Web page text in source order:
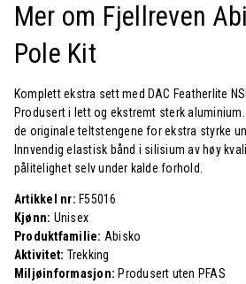
Mer om Fjellreven
Pole Kit
Komplett ekstra sett med DAC Featherlite
Produsert i lett og ekstremt sterk
de originale teltstengene for ekstra styrke
Innvendig elastisk bånd i silisium av høy
pålitelighet selv under kalde forhold.
Artikkel nr: F55016
Kjønn: Unisex
Produktfamilie: Abisko
Aktivitet: Trekking
Miljøinformasjon: Produsert uten PFAS